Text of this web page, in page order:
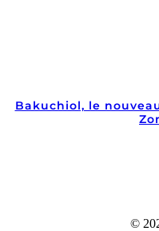
Bakuchiol, le
©